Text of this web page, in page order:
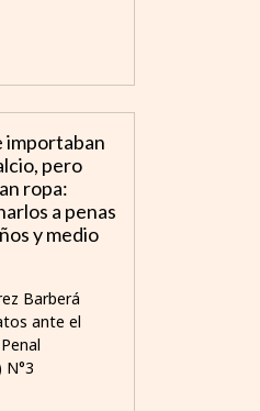
importaban
pero
ropa:
a penas
y medio
Barberá
ante el
N°3